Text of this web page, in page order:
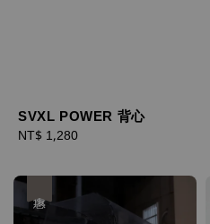
SVXL POWER 背心
Regular
NT$ 1,280